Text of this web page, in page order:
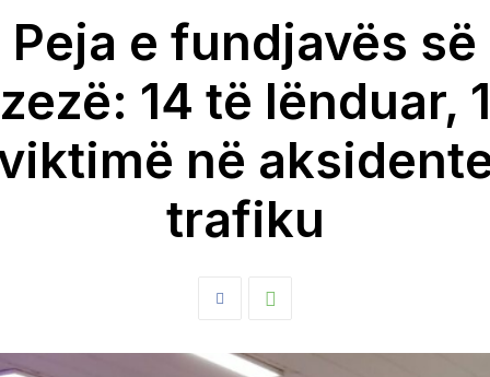
Peja e fundjavës së
zezë: 14 të lënduar, 1
në
trafiku